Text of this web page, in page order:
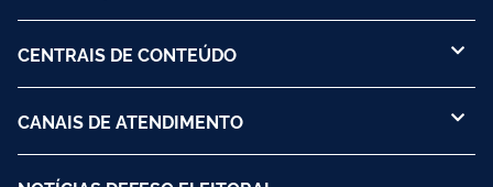
CENTRAIS DE CONTEÚDO
CANAIS DE ATENDIMENTO